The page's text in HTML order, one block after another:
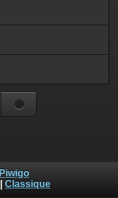
Piwigo
Classique